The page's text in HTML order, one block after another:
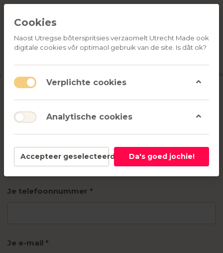
PRODUCTEN
RELATIEGESCHENKEN
ONS
Neem contact met ons op!
Je telefoonnummer
Je e-mail
Cookies
Naost Utregse bôterspritsies verzaomelt Utrecht Made ook
digitale cookies vôr optimaol gebruik van de site. Is dât ok?
Verplichte cookies
Analytische cookies
Accepteer geselecteerd Da's goed jochie!